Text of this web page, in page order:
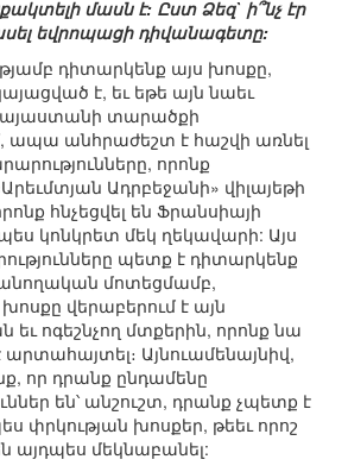
մասն է: Ըստ Ձեզ` ի՞նչ էր
եվրոպացի դիվանագետը:
դիտարկենք այս խոսքը,
է, եւ եթե այն նաեւ
տարածքի
ապա անհրաժեշտ է հաշվի առնել
որոնք
Ադրբեջանի» վիլայեթի
հնչեցվել են Ֆրանսիայի
կոնկրետ մեկ ղեկավարի: Այս
պետք է դիտարկենք
մոտեցմամբ,
վերաբերում է այն
ոգեշնչող մտքերին, որոնք նա
Այնուամենայնիվ,
որ դրանք ընդամենը
են՝ անշուշտ, դրանք չպետք է
փրկության խոսքեր, թեեւ որոշ
այդպես մեկնաբանել: